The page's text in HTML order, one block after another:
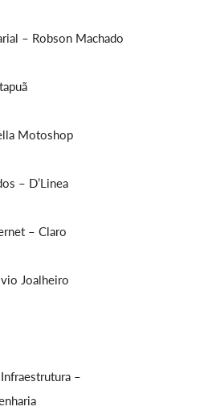
– Robson Machado
Motoshop
– D’Linea
– Claro
Joalheiro
–